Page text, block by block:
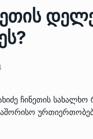
ჩინეთის სახალხო
14